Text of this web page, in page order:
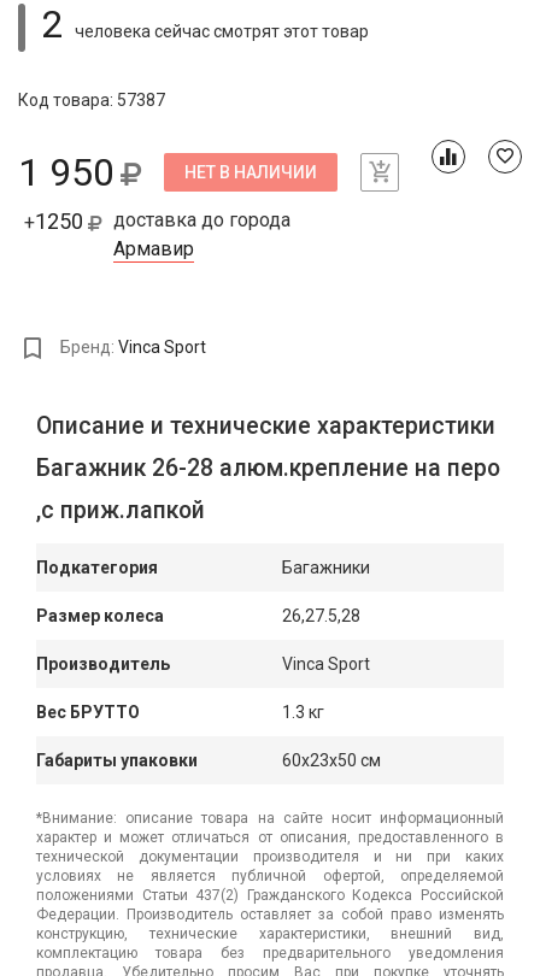
2 человека сейчас смотрятэтот товар
Код товара: 57387
1 950 НЕТ В НАЛИЧИИ
+1250
доставка до города
Армавир
Бренд: Vinca Sport
Описание и технические характеристики
Багажник 26-28 алюм.крепление на перо
,с приж.лапкой
Подкатегория Багажники
Размер колеса 26,27.5,28
Производитель Vinca Sport
Вес БРУТТО 1.3 кг
Габариты упаковки 60x23x50 см
*Внимание: описание товара на сайте носит информационный
характер и может отличаться от описания, предоставленного в
технической документации производителя и ни при каких
условиях не является публичной офертой, определяемой
положениями Статьи 437(2) Гражданского Кодекса Российской
Федерации. Производитель оставляет за собой право изменять
конструкцию, технические характеристики, внешний вид,
комплектацию товара без предварительного уведомления